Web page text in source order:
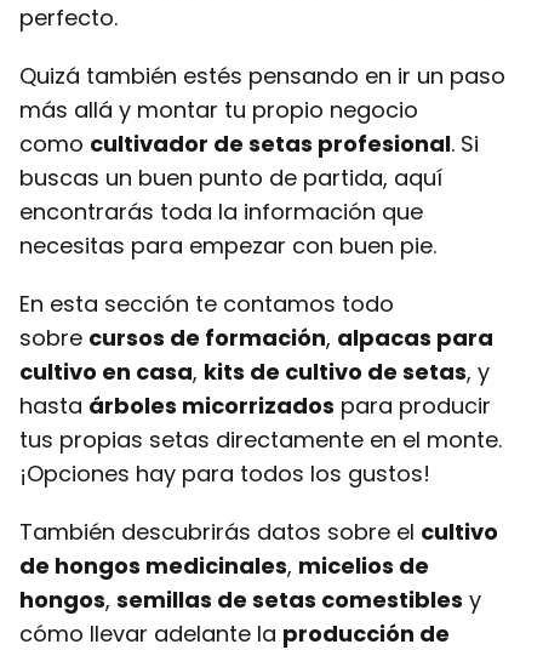
perfecto.
Quizá también estés pensando en ir un paso
más allá y montar tu propio negocio
como cultivador de setas profesional. Si
buscas un buen punto de partida, aquí
encontrarás toda la información que
necesitas para empezar con buen pie.
En esta sección te contamos todo
sobre cursos de formación, alpacas para
cultivo en casa, kits de cultivo de setas, y
hasta árboles micorrizados para producir
tus propias setas directamente en el monte.
¡Opciones hay para todos los gustos!
También descubrirás datos sobre el cultivo
de hongos medicinales, micelios de
hongos, semillas de setas comestibles y
cómo llevar adelante la producción de